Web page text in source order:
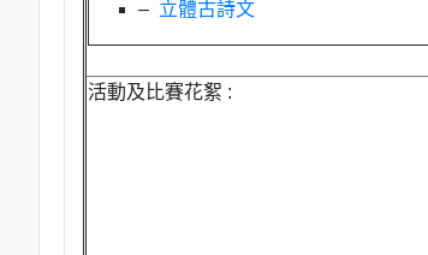
– 立體古詩文
活動及比賽花絮 :